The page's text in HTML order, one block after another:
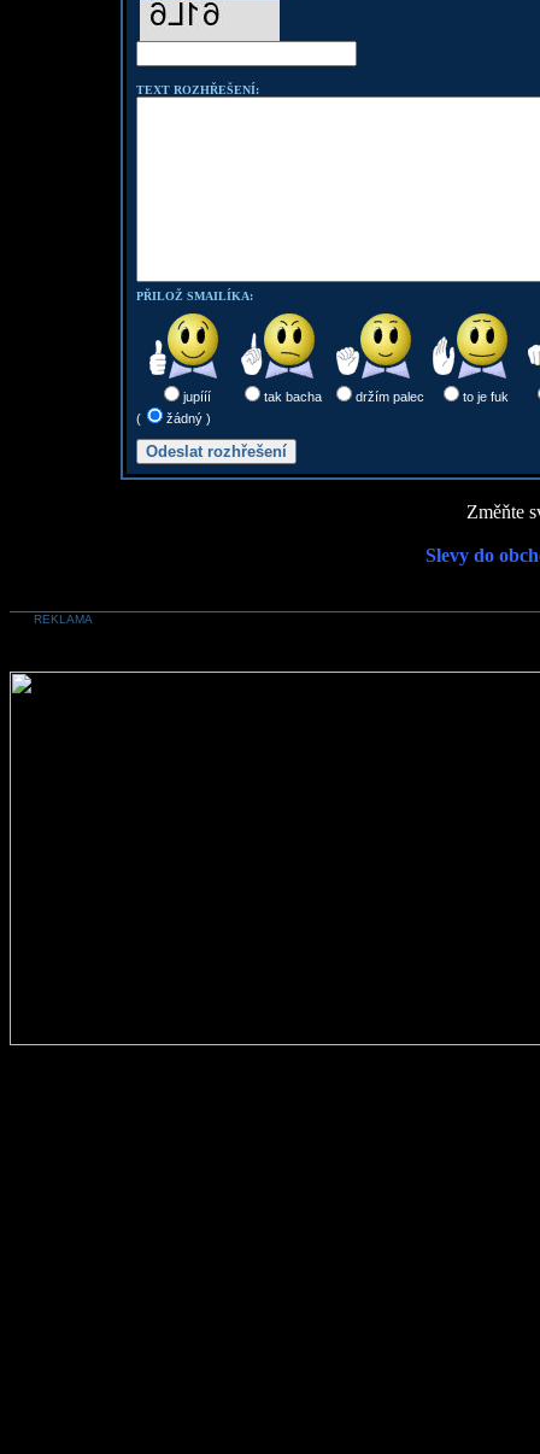
TEXT ROZHŘEŠENÍ:
PŘILOŽ SMAILÍKA:
jupííí tak bacha držím palec
to je fuk
(
žádný )
Změňte
Slevy do
REKLAMA